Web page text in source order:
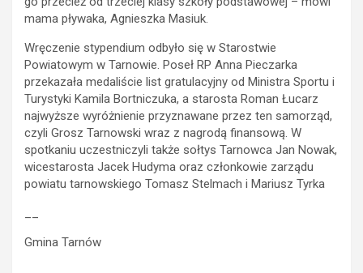
mama pływaka, Agnieszka Masiuk.
Wręczenie stypendium odbyło się w Starostwie
Powiatowym w Tarnowie. Poseł RP Anna Pieczarka
przekazała medaliście list gratulacyjny od Ministra Sportu i
Turystyki Kamila Bortniczuka, a starosta Roman Łucarz
najwyższe wyróżnienie przyznawane przez ten samorząd,
czyli Grosz Tarnowski wraz z nagrodą finansową. W
spotkaniu uczestniczyli także sołtys Tarnowca Jan Nowak,
wicestarosta Jacek Hudyma oraz członkowie zarządu
powiatu tarnowskiego Tomasz Stelmach i Mariusz Tyrka
Gmina Tarnów